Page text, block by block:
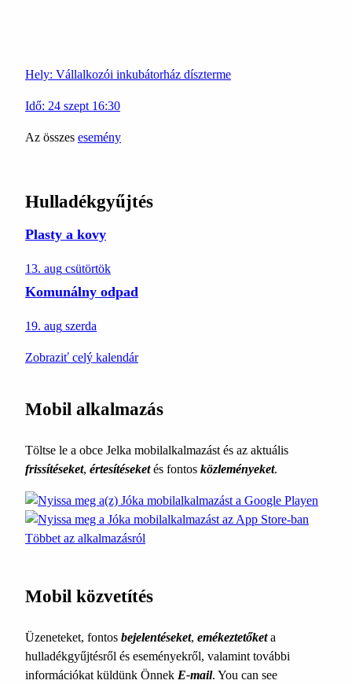
Hely: Vállalkozói inkubátorház díszterme
Idő: 24 szept 16:30
Az összes esemény
Hulladékgyűjtés
Plasty a kovy
13. aug csütörtök
Komunálny odpad
19. aug szerda
Zobraziť celý kalendár
Mobil alkalmazás
Töltse le a obce Jelka mobilalkalmazást és az aktuális
frissítéseket, értesítéseketés fontos közleményeket.
Többet az alkalmazásról
Mobil közvetítés
Üzeneteket, fontos bejelentéseket, emékeztetőketa
hulladékgyűjtésről és eseményekről, valamint további
információkat küldünk Önnek E-mail. You can see